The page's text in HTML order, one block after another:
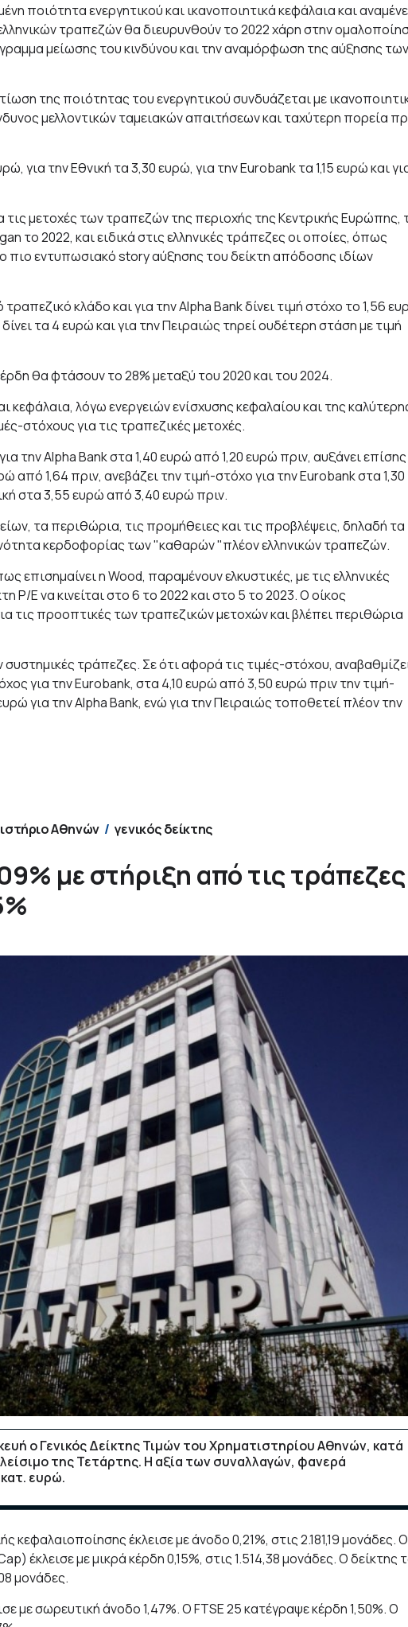
ποιότητα ενεργητικού και ικανοποιητικά κεφάλαια και
τραπεζών θα διευρυνθούν το 2022 χάρη στην
μείωσης του κινδύνου και την αναμόρφωση της αύξησης των
της ποιότητας του ενεργητικού συνδυάζεται με
μελλοντικών ταμειακών απαιτήσεων και ταχύτερη πορεία
για την Εθνική τα 3,30 ευρώ, για την Eurobank τα 1,15 ευρώ και
μετοχές των τραπεζών της περιοχής της Κεντρικής Ευρώπης,
το 2022, και ειδικά στις ελληνικές τράπεζες οι οποίες, όπως
πιο εντυπωσιακό story αύξησης του δείκτη απόδοσης ιδίων
κλάδο και για την Alpha Bank δίνει τιμή στόχο το 1,56
τα 4 ευρώ και για την Πειραιώς τηρεί ουδέτερη στάση με τιμή
θα φτάσουν το 28% μεταξύ του 2020 και του 2024.
κεφάλαια, λόγω ενεργειών ενίσχυσης κεφαλαίου και της
στόχους για τις τραπεζικές μετοχές.
την Alpha Bank στα 1,40 ευρώ από 1,20 ευρώ πριν, αυξάνει επίσης
από 1,64 πριν, ανεβάζει την τιμή-στόχο για την Eurobank στα 1,30
στα 3,55 ευρώ από 3,40 ευρώ πριν.
τα περιθώρια, τις προμήθειες και τις προβλέψεις, δηλαδή τα
κερδοφορίας των "καθαρών "πλέον ελληνικών τραπεζών.
επισημαίνει η Wood, παραμένουν ελκυστικές, με τις ελληνικές
P/E να κινείται στο 6 το 2022 και στο 5 το 2023. Ο οίκος
τις προοπτικές των τραπεζικών μετοχών και βλέπει περιθώρια
συστημικές τράπεζες. Σε ότι αφορά τις τιμές-στόχου,
για την Eurobank, στα 4,10 ευρώ από 3,50 ευρώ πριν την τιμή-
για την Alpha Bank, ενώ για την Πειραιώς τοποθετεί πλέον την
Αθηνών γενικός δείκτης
με στήριξη από τις
ο Γενικός Δείκτης Τιμών του Χρηματιστηρίου Αθηνών, κατά
της Τετάρτης. Η αξία των συναλλαγών, φανερά
ευρώ.
κεφαλαιοποίησης έκλεισε με άνοδο 0,21%, στις 2.181,19 μονάδες. Ο
έκλεισε με μικρά κέρδη 0,15%, στις 1.514,38 μονάδες. Ο δείκτης
μονάδες.
με σωρευτική άνοδο 1,47%. Ο FTSE 25 κατέγραψε κέρδη 1,50%. Ο